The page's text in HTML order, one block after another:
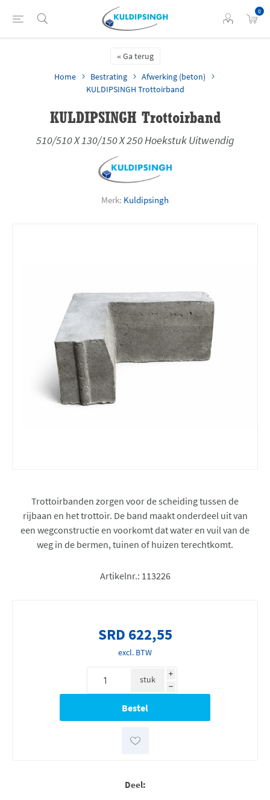
0
Ga terug
Home
Bestrating
Afwerking (beton)
KULDIPSINGH Trottoirband
KULDIPSINGH Trottoirband
510/510 X 130/150 X 250 Hoekstuk Uitwendig
Merk: Kuldipsingh
Trottoirbanden zorgen voor de scheiding tussen de
rijbaan en het trottoir. De band maakt onderdeel uit van
een wegconstructie en voorkomt dat water en vuil van de
weg in de bermen, tuinen of huizen terechtkomt.
Artikelnr.: 113226
SRD 622,55
excl. BTW
i
h
stuk
Deel: